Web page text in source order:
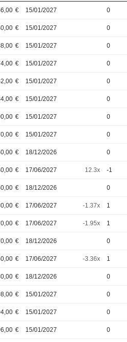
€ 15/01/2027 0
€ 15/01/2027 0
€ 15/01/2027 0
€ 15/01/2027 0
€ 15/01/2027 0
€ 15/01/2027 0
€ 15/01/2027 0
€ 15/01/2027 0
€ 18/12/2026 0
€ 17/06/2027 12.3x -1
€ 18/12/2026 0
€ 17/06/2027 -1.37x 1
€ 17/06/2027 -1.95x 1
€ 18/12/2026 0
€ 17/06/2027 -3.36x 1
€ 18/12/2026 0
€ 15/01/2027 0
€ 15/01/2027 0
€ 15/01/2027 0